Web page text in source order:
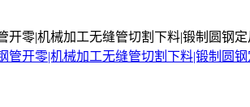
开零|机械加工无缝管切割下料|锻制圆钢